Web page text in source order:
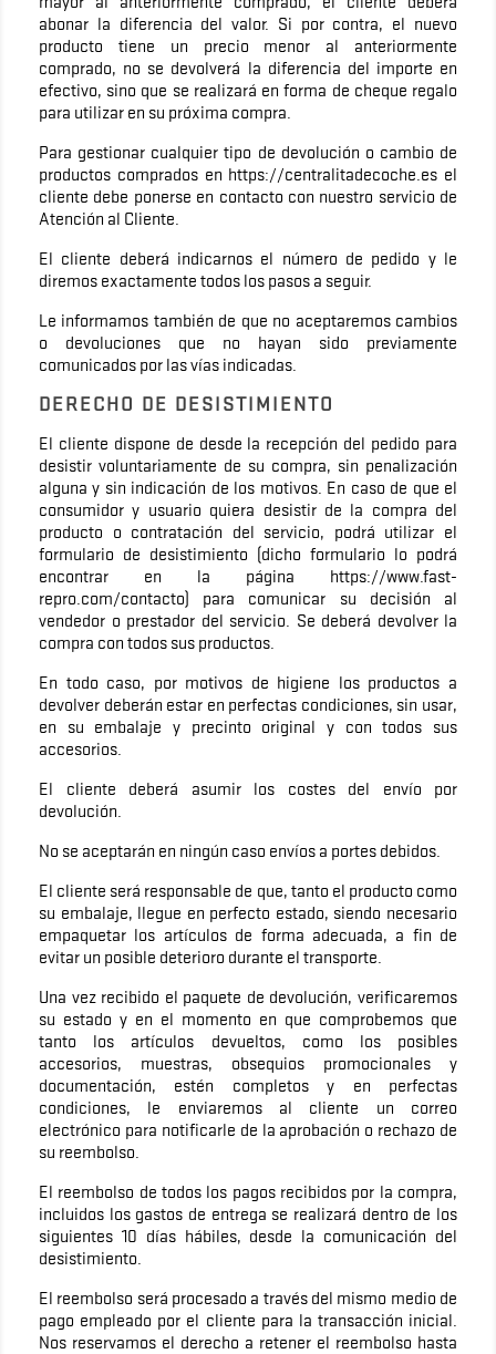
abonar la diferencia del valor. Si por contra, el nuevo
producto tiene un precio menor al anteriormente
comprado, no se devolverá la diferencia del importe en
efectivo, sino que se realizará en forma de cheque regalo
para utilizar en su próxima compra.
Para gestionar cualquier tipo de devolución o cambio de
productos comprados en https://centralitadecoche.es el
cliente debe ponerse en contacto con nuestro servicio de
Atención al Cliente.
El cliente deberá indicarnos el número de pedido y le
diremos exactamente todos los pasos a seguir.
Le informamos también de que no aceptaremos cambios
o devoluciones que no hayan sido previamente
comunicados por las vías indicadas.
DERECHO DE DESISTIMIENTO
El cliente dispone de desde la recepción del pedido para
desistir voluntariamente de su compra, sin penalización
alguna y sin indicación de los motivos. En caso de que el
consumidor y usuario quiera desistir de la compra del
producto o contratación del servicio, podrá utilizar el
formulario de desistimiento (dicho formulario lo podrá
encontrar en la página https://www.fast-
repro.com/contacto) para comunicar su decisión al
vendedor o prestador del servicio. Se deberá devolver la
compra con todos sus productos.
En todo caso, por motivos de higiene los productos a
devolver deberán estar en perfectas condiciones, sin usar,
en su embalaje y precinto original y con todos sus
accesorios.
El cliente deberá asumir los costes del envío por
devolución.
No se aceptarán en ningún caso envíos a portes debidos.
El cliente será responsable de que, tanto el producto como
su embalaje, llegue en perfecto estado, siendo necesario
empaquetar los artículos de forma adecuada, a fin de
evitar un posible deterioro durante el transporte.
Una vez recibido el paquete de devolución, verificaremos
su estado y en el momento en que comprobemos que
tanto los artículos devueltos, como los posibles
accesorios, muestras, obsequios promocionales y
documentación, estén completos y en perfectas
condiciones, le enviaremos al cliente un correo
electrónico para notificarle de la aprobación o rechazo de
su reembolso.
El reembolso de todos los pagos recibidos por la compra,
incluidos los gastos de entrega se realizará dentro de los
siguientes 10 días hábiles, desde la comunicación del
desistimiento.
El reembolso será procesado a través del mismo medio de
pago empleado por el cliente para la transacción inicial.
Nos reservamos el derecho a retener el reembolso hasta